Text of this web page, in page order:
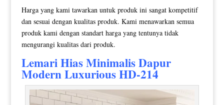
Harga yang kami tawarkan untuk produk ini sangat kompetitif
dan sesuai dengan kualitas produk. Kami menawarkan semua
produk kami dengan standart harga yang tentunya tidak
mengurangi kualitas dari produk.
Lemari Hias MinimalisDapur
Modern Luxurious HD-214